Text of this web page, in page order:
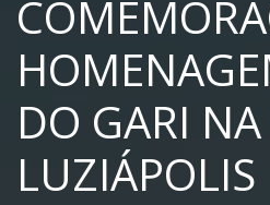
DO GARI NA
LUZIÁPOLIS